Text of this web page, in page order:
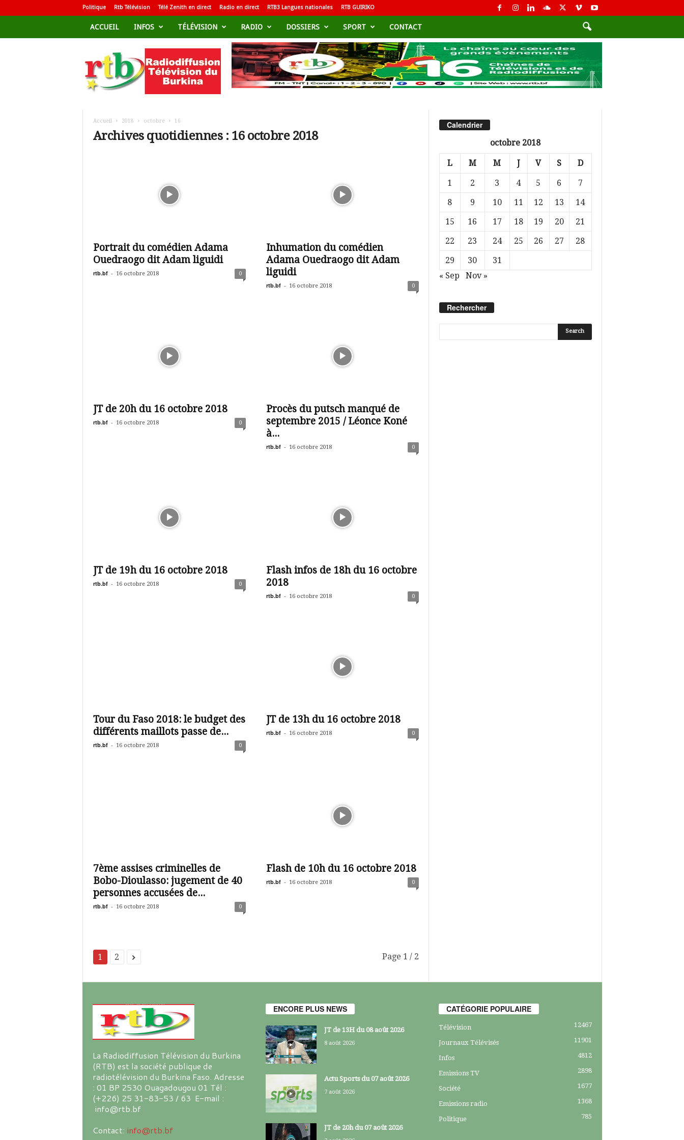
Politique Rtb Télévision Télé Zenith en direct Radio en direct RTB3 Langues nationales RTB GUIRIKO
ACCUEIL INFOS TÉLÉVISION RADIO DOSSIERS SPORT CONTACT
d
i
Accueil 2018 octobre 16
Archives quotidiennes : 16 octobre 2018
Portrait du comédien Adama
Ouedraogo dit Adam liguidi
rtb.bf - 16 octobre 2018 0
Inhumation du comédien
Adama Ouedraogo dit Adam
liguidi
rtb.bf - 16 octobre 2018 0
JT de 20h du 16 octobre 2018
rtb.bf - 16 octobre 2018 0
Procès du putsch manqué de
septembre 2015 / Léonce Koné
à...
rtb.bf - 16 octobre 2018 0
JT de 19h du 16 octobre 2018
rtb.bf - 16 octobre 2018 0
Flash infos de 18h du 16 octobre
2018
rtb.bf - 16 octobre 2018 0
Tour du Faso 2018: le budget des
différents maillots passe de...
rtb.bf - 16 octobre 2018 0
JT de 13h du 16 octobre 2018
rtb.bf - 16 octobre 2018 0
7ème assises criminelles de
Bobo-Dioulasso: jugement de 40
personnes accusées de...
rtb.bf - 16 octobre 2018 0
Flash de 10h du 16 octobre 2018
rtb.bf - 16 octobre 2018 0
1 2 Page 1 / 2
Calendrier
octobre 2018
L M M J V S D
1 2 3 4 5 6
7
8
9 10 11 12 13
14
15
16 17 18 19 20
21
22
23 24 25 26 27
28
29
30
31
« Sep
Nov »
Rechercher
La Radiodiffusion Télévision du Burkina
(RTB) est la société publique de
radiotélévision du Burkina Faso. Adresse
: 01 BP 2530 Ouagadougou 01 Tél :
(+226) 25 31-83-53 / 63 E-mail :
info@rtb.bf
Contact: info@rtb.bf
ENCORE PLUS NEWS
JT de 13H du 08 août 2026
8 août 2026
Actu Sports du 07 août 2026
7 août 2026
JT de 20h du 07 août 2026
CATÉGORIE POPULAIRE
Télévision 12467
Journaux Télévisés 11901
Infos 4812
Emissions TV 2898
Société 1677
Emissions radio 1368
Politique 785